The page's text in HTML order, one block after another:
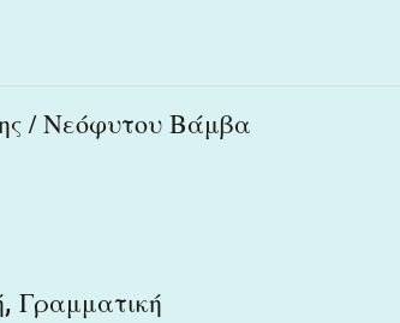
/ Νεόφυτου Βάμβα
, Γραμματική